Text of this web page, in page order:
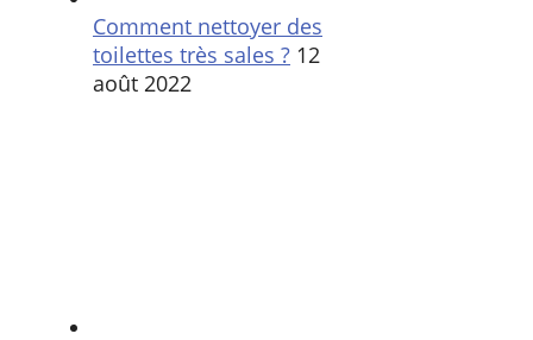
Comment nettoyer des
toilettes très sales ? 12
août 2022